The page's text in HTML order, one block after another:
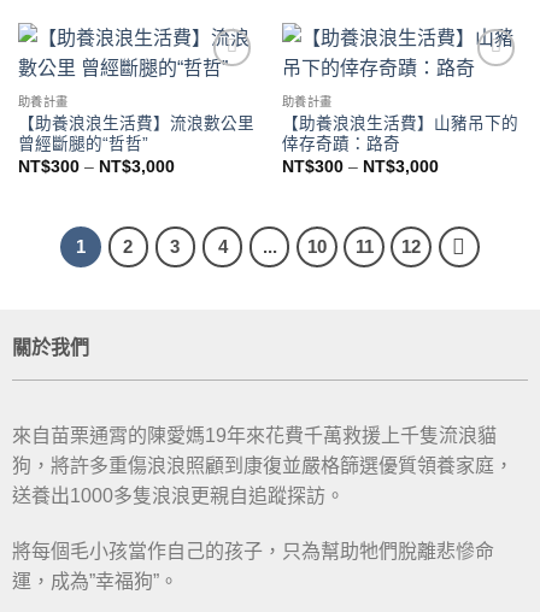
助養計畫
【助養浪浪生活費】流浪數公里
曾經斷腿的“哲哲”
NT$300 – NT$3,000
助養計畫
【助養浪浪生活費】山豬吊下的
倖存奇蹟：路奇
NT$300 – NT$3,000
1 2 3 4 ... 10 11 12
關於我們
來自苗栗通霄的陳愛媽19年來花費千萬救援上千隻流浪貓
狗，將許多重傷浪浪照顧到康復並嚴格篩選優質領養家庭，
送養出1000多隻浪浪更親自追蹤探訪。
將每個毛小孩當作自己的孩子，只為幫助牠們脫離悲慘命
運，成為”幸福狗”。